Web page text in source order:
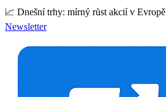
📈 Dnešní trhy: mírný růst akcií v Evropě
Newsletter